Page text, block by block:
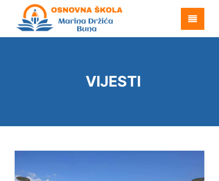
VIJESTI